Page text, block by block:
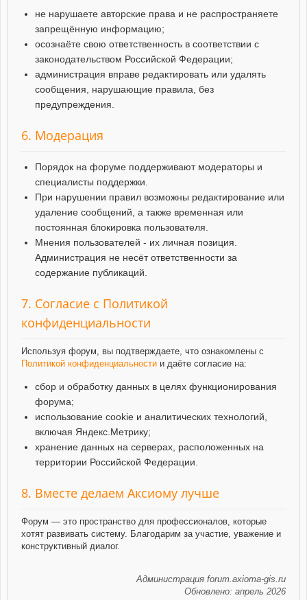
не нарушаете авторские права и не распространяете
запрещённую информацию;
осознаёте свою ответственность в соответствии с
законодательством Российской Федерации;
администрация вправе редактировать или удалять
сообщения, нарушающие правила, без
предупреждения.
6. Модерация
Порядок на форуме поддерживают модераторы и
специалисты поддержки.
При нарушении правил возможны редактирование или
удаление сообщений, а также временная или
постоянная блокировка пользователя.
Мнения пользователей - их личная позиция.
Администрация не несёт ответственности за
содержание публикаций.
7. Согласие с Политикой
конфиденциальности
Используя форум, вы подтверждаете, что ознакомлены с
Политикой конфиденциальности и даёте согласие на:
сбор и обработку данных в целях функционирования
форума;
использование cookie и аналитических технологий,
включая Яндекс.Метрику;
хранение данных на серверах, расположенных на
территории Российской Федерации.
8. Вместе делаем Аксиому лучше
Форум — это пространство для профессионалов, которые
хотят развивать систему. Благодарим за участие, уважение и
конструктивный диалог.
Администрация forum.axioma-gis.ru
Обновлено: апрель 2026